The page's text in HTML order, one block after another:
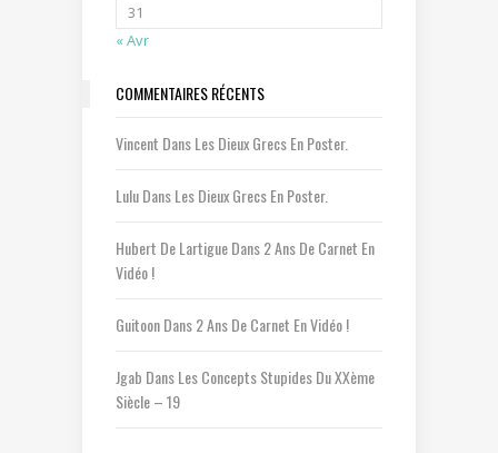
31
« Avr
COMMENTAIRES RÉCENTS
Vincent DansLes Dieux Grecs En Poster.
LuluDansLes Dieux Grecs En Poster.
Hubert De LartigueDans2 Ans De Carnet En
Vidéo !
GuitoonDans2 Ans De Carnet En Vidéo !
Jgab DansLes Concepts Stupides Du XXème
Siècle – 19